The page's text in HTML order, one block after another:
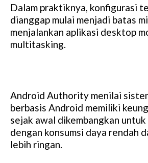
Dalam praktiknya, konfigurasi
dianggap mulai menjadi batas
menjalankan aplikasi desktop
multitasking.
Android Authority menilai
berbasis Android memiliki
sejak awal dikembangkan
dengan konsumsi daya rendah
lebih ringan.